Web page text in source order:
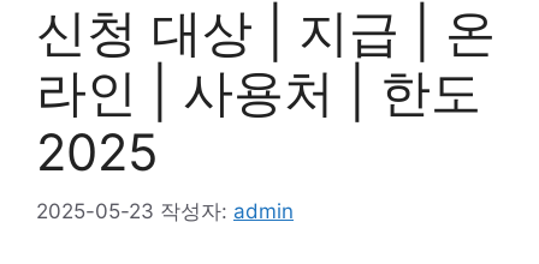
신청 대상 | 지급 | 온
라인 | 사용처 | 한도
2025
2025-05-23 작성자: admin